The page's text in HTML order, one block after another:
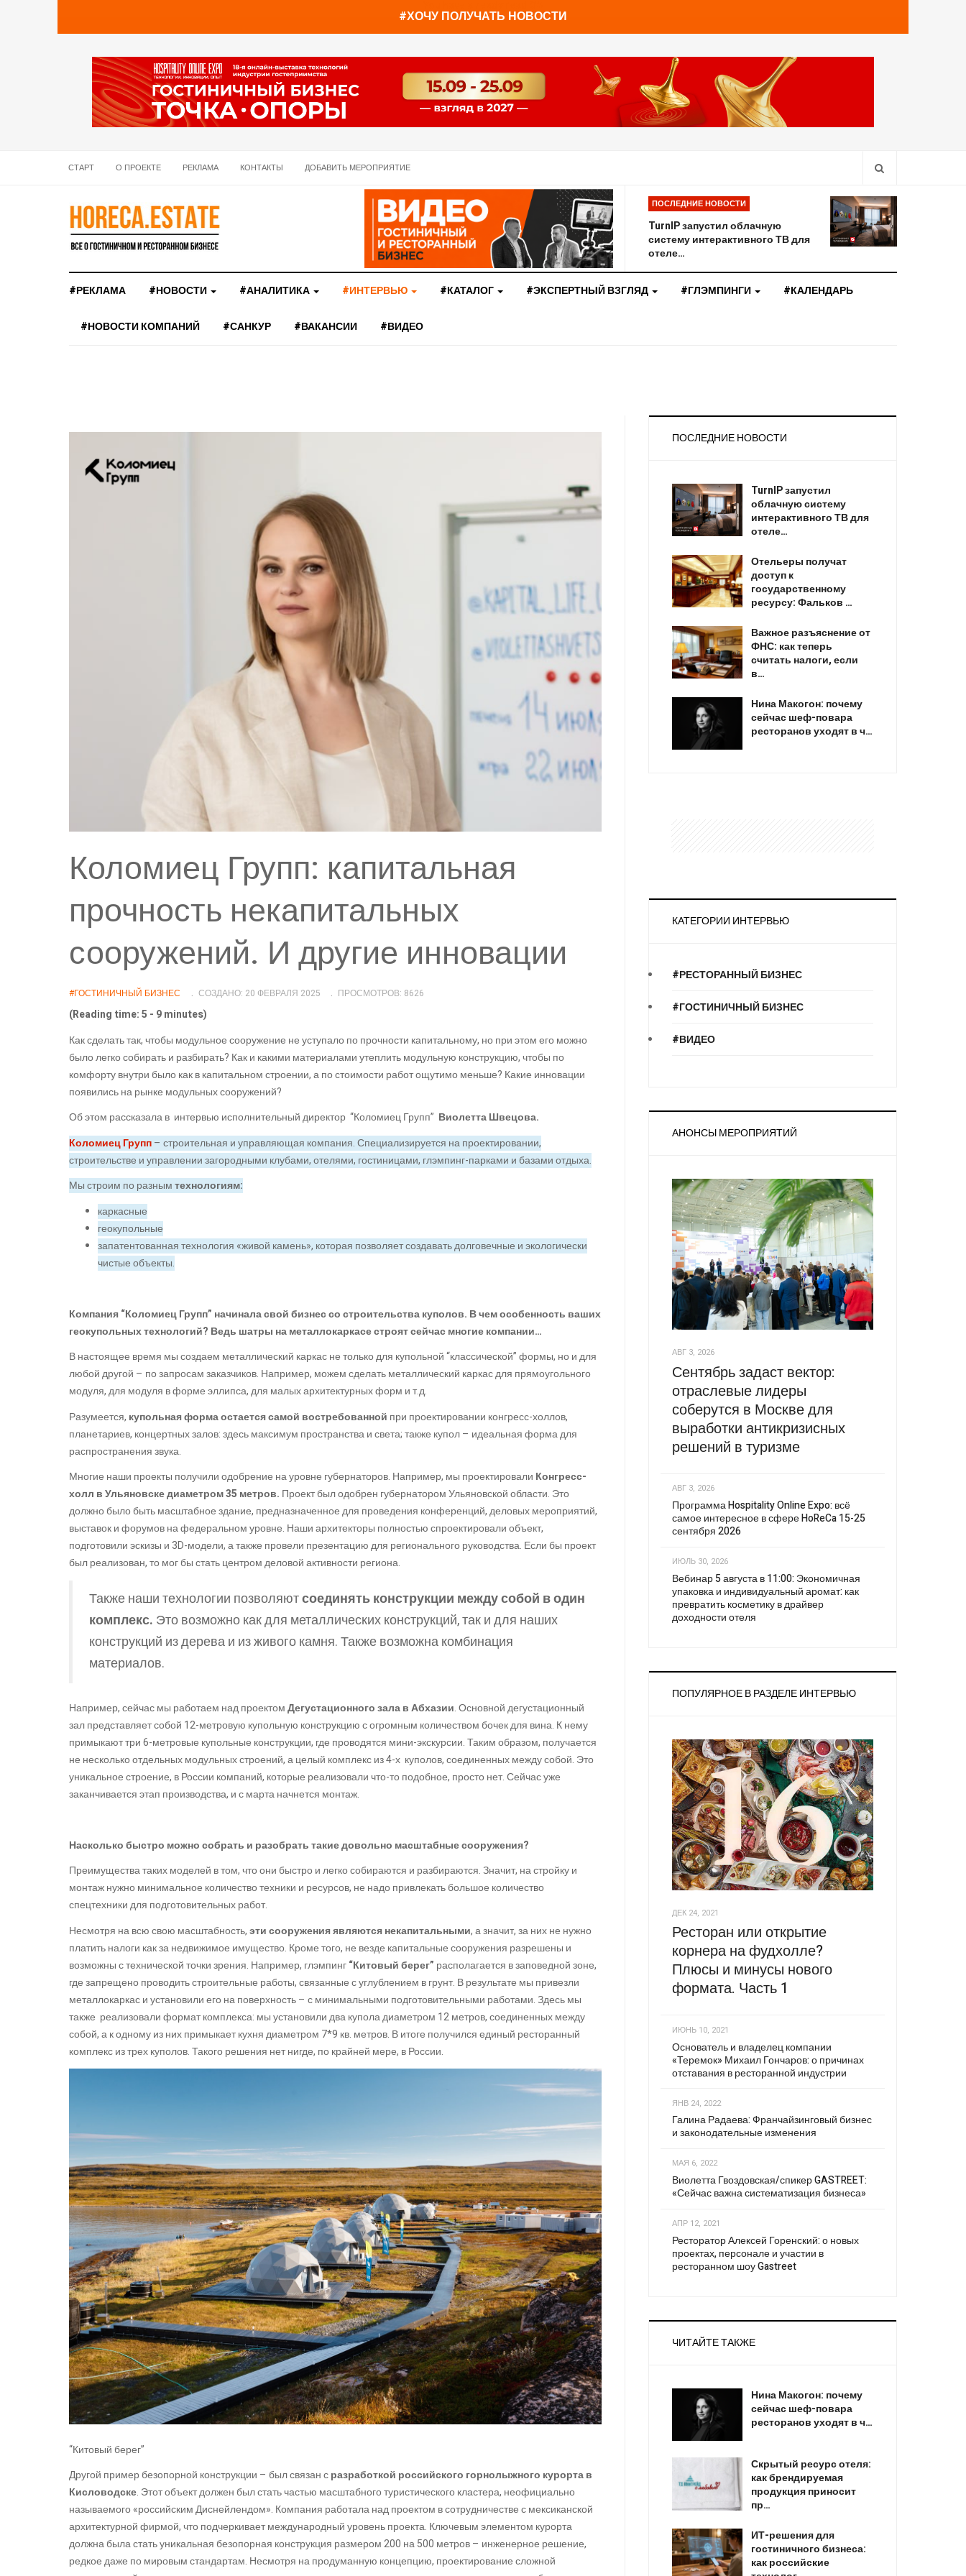
#ХОЧУ ПОЛУЧАТЬ НОВОСТИ
СТАРТ О ПРОЕКТЕ РЕКЛАМА КОНТАКТЫ ДОБАВИТЬ МЕРОПРИЯТИЕ
ПОСЛЕДНИЕ НОВОСТИ
TurnIP запустил облачную
систему интерактивного ТВ для
отеле…
#РЕКЛАМА #НОВОСТИ #АНАЛИТИКА #ИНТЕРВЬЮ #КАТАЛОГ #ЭКСПЕРТНЫЙ ВЗГЛЯД #ГЛЭМПИНГИ #КАЛЕНДАРЬ
#НОВОСТИ КОМПАНИЙ #САНКУР #ВАКАНСИИ #ВИДЕО
Коломиец Групп: капитальная
прочность некапитальных
сооружений. И другие инновации
#ГОСТИНИЧНЫЙ БИЗНЕС СОЗДАНО: 20 ФЕВРАЛЯ 2025 ПРОСМОТРОВ: 8626
(Reading time: 5 - 9 minutes)
Как сделать так, чтобы модульное сооружение не уступало по прочности капитальному, но при этом его можно
было легко собирать и разбирать? Как и какими материалами утеплить модульную конструкцию, чтобы по
комфорту внутри было как в капитальном строении, а по стоимости работ ощутимо меньше? Какие инновации
появились на рынке модульных сооружений?
Об этом рассказала в интервью исполнительный директор “Коломиец Групп” ВиолеттаШвецова.
Коломиец Групп– строительная и управляющая компания. Специализируется на проектировании,
строительстве и управлении загородными клубами, отелями, гостиницами, глэмпинг-парками и базами отдыха.
Мы строим по разнымтехнологиям:
каркасные
геокупольные
запатентованная технология «живой камень», которая позволяет создавать долговечные и экологически
чистые объекты.
Компания “Коломиец Групп” начинала свой бизнес со строительства куполов. В чем особенность ваших
геокупольных технологий? Ведь шатры на металлокаркасе строят сейчас многие компании…
В настоящее время мы создаем металлический каркас не только для купольной “классической” формы, но и для
любой другой – по запросам заказчиков. Например, можем сделать металлический каркас для прямоугольного
модуля, для модуля в форме эллипса, для малых архитектурных форм и т.д.
Разумеется, купольная форма остается самой востребованной при проектировании конгресс-холлов,
планетариев, концертных залов: здесь максимум пространства и света; также купол – идеальная форма для
распространения звука.
Многие наши проекты получили одобрение на уровне губернаторов. Например, мы проектировали Конгресс-
холл в Ульяновске диаметром 35 метров. Проект был одобрен губернатором Ульяновской области. Это
должно было быть масштабное здание, предназначенное для проведения конференций, деловых мероприятий,
выставок и форумов на федеральном уровне. Наши архитекторы полностью спроектировали объект,
подготовили эскизы и 3D-модели, а также провели презентацию для регионального руководства. Если бы проект
был реализован, то мог бы стать центром деловой активности региона.
Также наши технологии позволяютсоединять конструкции между собой в один
комплекс. Это возможно как для металлических конструкций, так и для наших
конструкций из дерева и из живого камня. Также возможна комбинация
материалов.
Например, сейчас мы работаем над проектомДегустационного зала в Абхазии. Основной дегустационный
зал представляет собой 12-метровую купольную конструкцию с огромным количеством бочек для вина. К нему
примыкают три 6-метровые купольные конструкции, где проводятся мини-экскурсии. Таким образом, получается
не несколько отдельных модульных строений, а целый комплекс из 4-х куполов, соединенных между собой. Это
уникальное строение, в России компаний, которые реализовали что-то подобное, просто нет. Сейчас уже
заканчивается этап производства, и с марта начнется монтаж.
Насколько быстро можно собрать и разобрать такие довольно масштабные сооружения?
Преимущества таких моделей в том, что они быстро и легко собираются и разбираются. Значит, на стройку и
монтаж нужно минимальное количество техники и ресурсов, не надо привлекать большое количество
спецтехники для подготовительных работ.
Несмотря на всю свою масштабность,эти сооружения являются некапитальными, а значит, за них не нужно
платить налоги как за недвижимое имущество. Кроме того, не везде капитальные сооружения разрешены и
возможны с технической точки зрения. Например, глэмпинг“Китовый берег” располагается в заповедной зоне,
где запрещено проводить строительные работы, связанные с углублением в грунт. В результате мы привезли
металлокаркас и установили его на поверхность – с минимальными подготовительными работами. Здесь мы
также реализовали формат комплекса: мы установили два купола диаметром 12 метров, соединенных между
собой, а к одному из них примыкает кухня диаметром 7*9 кв. метров. В итоге получился единый ресторанный
комплекс из трех куполов. Такого решения нет нигде, по крайней мере, в России.
“Китовый берег”
Другой пример безопорной конструкции – был связан сразработкой российского горнолыжного курорта в
Кисловодске. Этот объект должен был стать частью масштабного туристического кластера, неофициально
называемого «российским Диснейлендом». Компания работала над проектом в сотрудничестве с мексиканской
архитектурной фирмой, что подчеркивает международный уровень проекта. Ключевым элементом курорта
должна была стать уникальная безопорная конструкция размером 200 на 500 метров – инженерное решение,
редкое даже по мировым стандартам. Несмотря на продуманную концепцию, проектирование сложной
ПОСЛЕДНИЕ НОВОСТИ
TurnIP запустил
облачную систему
интерактивного ТВ для
отеле…
Отельеры получат
доступ к
государственному
ресурсу: Фальков …
Важное разъяснение от
ФНС: как теперь
считать налоги, если
в…
Нина Макогон: почему
сейчас шеф-повара
ресторанов уходят в ч…
КАТЕГОРИИ ИНТЕРВЬЮ
#РЕСТОРАННЫЙ БИЗНЕС
#ГОСТИНИЧНЫЙ БИЗНЕС
#ВИДЕО
АНОНСЫ МЕРОПРИЯТИЙ
АВГ 3, 2026
Сентябрь задаст вектор:
отраслевые лидеры
соберутся в Москве для
выработки антикризисных
решений в туризме
АВГ 3, 2026
Программа Hospitality Online Expo: всё
самое интересное в сфере HoReCa 15-25
сентября 2026
ИЮЛЬ 30, 2026
Вебинар 5 августа в 11:00: Экономичная
упаковка и индивидуальный аромат: как
превратить косметику в драйвер
доходности отеля
ПОПУЛЯРНОЕ В РАЗДЕЛЕ ИНТЕРВЬЮ
ДЕК 24, 2021
Ресторан или открытие
корнера на фудхолле?
Плюсы и минусы нового
формата. Часть 1
ИЮНЬ 10, 2021
Основатель и владелец компании
«Теремок» Михаил Гончаров: о причинах
отставания в ресторанной индустрии
ЯНВ 24, 2022
Галина Радаева: Франчайзинговый бизнес
и законодательные изменения
МАЯ 6, 2022
Виолетта Гвоздовская/спикер GASTREET:
«Сейчас важна систематизация бизнеса»
АПР 12, 2021
Ресторатор Алексей Горенский: о новых
проектах, персонале и участии в
ресторанном шоу Gastreet
ЧИТАЙТЕ ТАКЖЕ
Нина Макогон: почему
сейчас шеф-повара
ресторанов уходят в ч…
Скрытый ресурс отеля:
как брендируемая
продукция приносит
пр…
ИТ-решения для
гостиничного бизнеса:
как российские